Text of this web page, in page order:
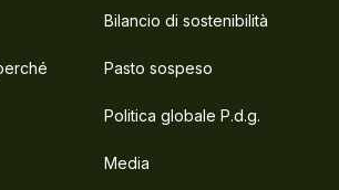
Bilancio di sostenibilità
Pasto sospeso
Politica globale P.d.g.
Media